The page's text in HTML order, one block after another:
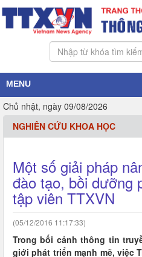
MENU
Chủ nhật, ngày 09/08/2026
NGHIÊN CỨU KHOA HỌC
Một số giải pháp
đào tạo, bồi dưỡng
tập viên TTXVN
(05/12/2016 11:17:33)
Trong bối cảnh thông tin
giới phát triển mạnh mẽ, việc